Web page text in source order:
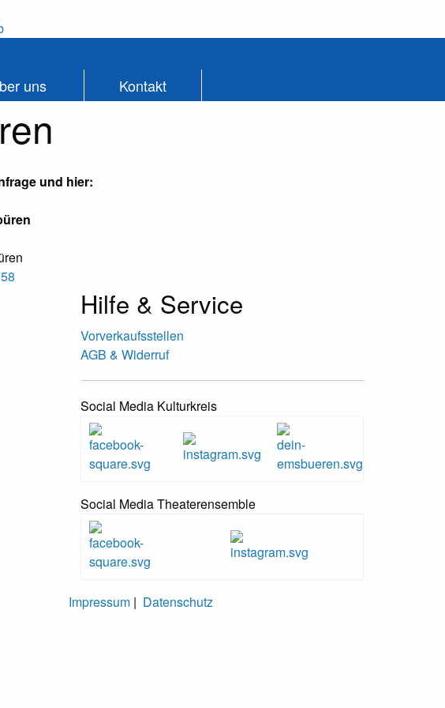
uns Kontakt
und hier:
Hilfe & Service
Vorverkaufsstellen
AGB & Widerruf
Social Media Kulturkreis
Social Media Theaterensemble
Impressum | Datenschutz